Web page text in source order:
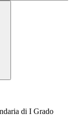
di I Grado